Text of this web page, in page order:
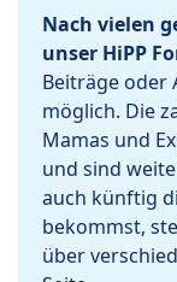
Nach vielen
unser HiPP
Beiträge oder
möglich. Die
Mamas und
und sind
auch künftig
bekommst,
über